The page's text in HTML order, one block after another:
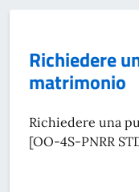
Richiedere
matrimonio
Richiedere una
[OO-4S-PNRR